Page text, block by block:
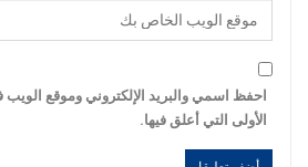
احفظ اسمي والبريد الإلكتروني وموقع
الأولى التي أعلق فيها.